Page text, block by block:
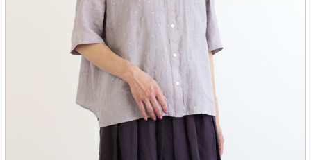
マイページ
お買い物カゴ
配送遅延情報
ご利用について
実店舗のご案内